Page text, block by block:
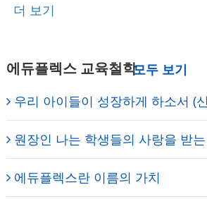
더 보기
에듀플렉스 교육철학
우리 아이들이 성장하게 하소서 (신도림 에듀
원장인 나는 학생들의 사랑을 받는 에듀의 학주! –
에듀플렉스란 이름의 가치